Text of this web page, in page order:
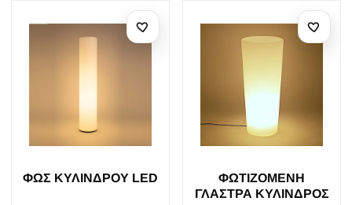
ΦΩΣ ΚΥΛΙΝΔΡΟΥ LED
ΦΩΤΙΖΟΜΕΝΗ
ΓΛΑΣΤΡΑ ΚΥΛΙΝΔΡΟΣ